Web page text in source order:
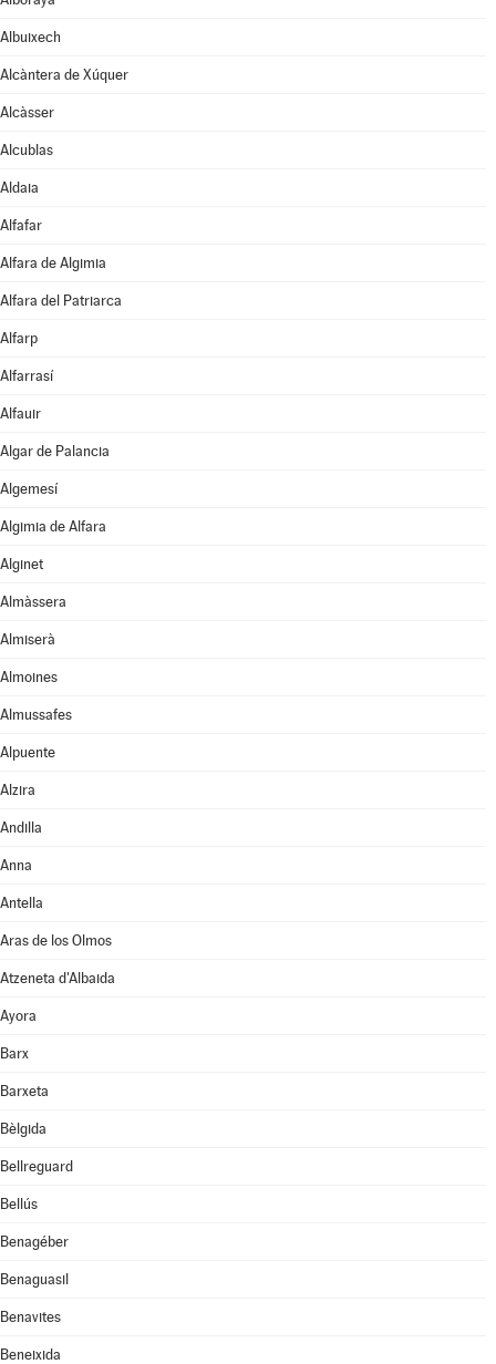
Albuixech
Alcàntera de Xúquer
Alcàsser
Alcublas
Aldaia
Alfafar
Alfara de Algimia
Alfara del Patriarca
Alfarp
Alfarrasí
Alfauir
Algar de Palancia
Algemesí
Algimia de Alfara
Alginet
Almàssera
Almiserà
Almoines
Almussafes
Alpuente
Alzira
Andilla
Anna
Antella
Aras de los Olmos
Atzeneta d'Albaida
Ayora
Barx
Barxeta
Bèlgida
Bellreguard
Bellús
Benagéber
Benaguasil
Benavites
Beneixida